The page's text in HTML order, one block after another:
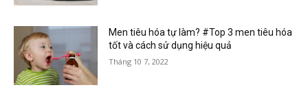
Men tiêu hóa tự làm? #Top 3 men tiêu hóa
tốt và cách sử dụng hiệu quả
Tháng 10 7, 2022